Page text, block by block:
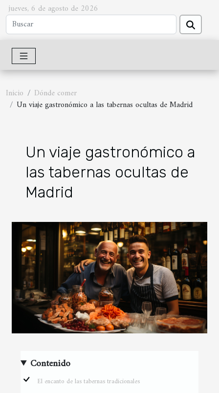
jueves, 6 de agosto de 2026
Inicio
Dónde comer
Un viaje gastronómico a las tabernas ocultas de Madrid
Un viaje gastronómico a
las tabernas ocultas de
Madrid
Contenido
El encanto de las tabernas tradicionales